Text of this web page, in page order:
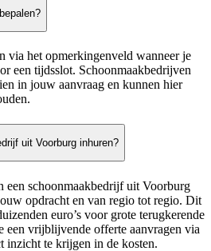
via het opmerkingenveld wanneer je
een tijdsslot. Schoonmaakbedrijven
in jouw aanvraag en kunnen hier
uit Voorburg inhuren?
een schoonmaakbedrijf uit Voorburg
opdracht en van regio tot regio. Dit
euro’s voor grote terugkerende
een vrijblijvende offerte aanvragen via
inzicht te krijgen in de kosten.